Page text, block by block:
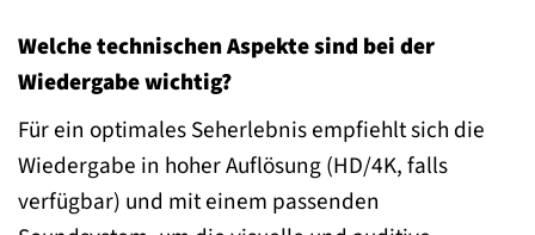
Welche technischen Aspekte sind bei der
Wiedergabe wichtig?
Für ein optimales Seherlebnis empfiehlt sich die
Wiedergabe in hoher Auflösung (HD/4K, falls
verfügbar) und mit einem passenden